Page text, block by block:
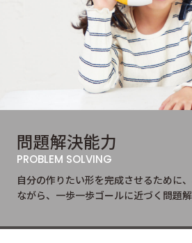
問題解決能力
PROBLEM SOLVING
自分の作りたい形を完成させるために
ながら、一歩一歩ゴールに近づく問題解